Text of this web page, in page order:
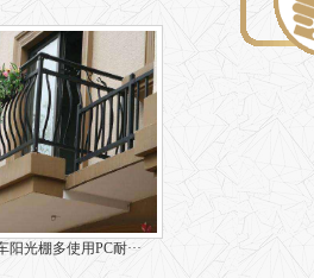
阳光棚多使用PC耐···